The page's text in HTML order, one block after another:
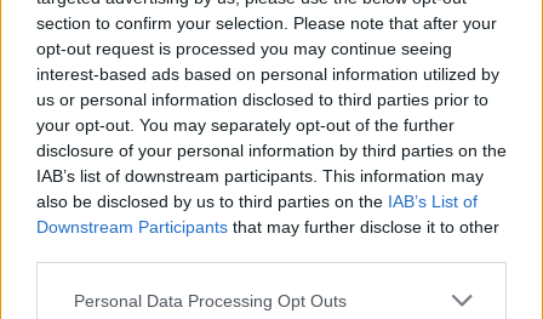
section to confirm your selection. Please note that after your
opt-out request is processed you may continue seeing
interest-based ads based on personal information utilized by
us or personal information disclosed to third parties prior to
your opt-out. You may separately opt-out of the further
disclosure of your personal information by third parties on the
IAB’s list of downstream participants. This information may
also be disclosed by us to third parties on the IAB’s List of
Downstream Participants that may further disclose it to other
Please note that this website/app uses one or more Google
Personal Data Processing Opt Outs
και εκτός συγκλονιστικού απροόπτου ο
Μπακασέτας θα φορέσει την πράσινη
φανέλα.
Άλλωστε το καλοκαίρι ο παίκτης μένει
ελεύθερος και ήδη έχει δικαίωμα υπογραφής
σε άλλη ομάδα. Έχοντας εξασφαλίσει το
«ναι» του παίκτη, οι Πράσινοι πίεσαν την
Τραμπζονσπόρ, η οποία προκειμένου να τον
χάσει δίχως οικονομικό όφελος τον δίνει